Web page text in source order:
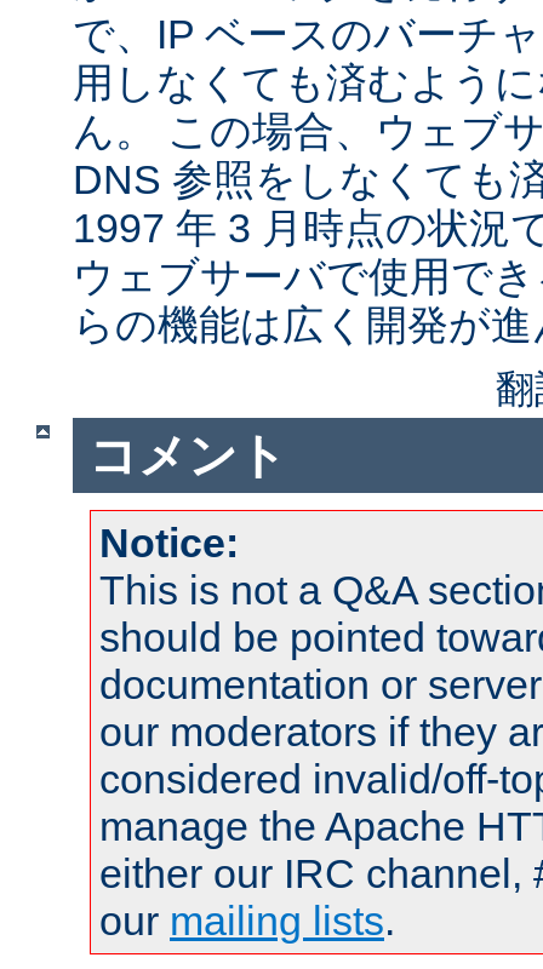
で、IP ベースのバーチ
用しなくても済むよう
ん。 この場合、ウェブ
DNS 参照をしなくても
1997 年 3 月時点の状況
ウェブサーバで使用で
らの機能は広く開発が
コメント
Notice:
This is not a Q&A
should be pointed
documentation or
our moderators if they
considered invalid/off-
manage the Apache
either our IRC channel,
our mailing lists.